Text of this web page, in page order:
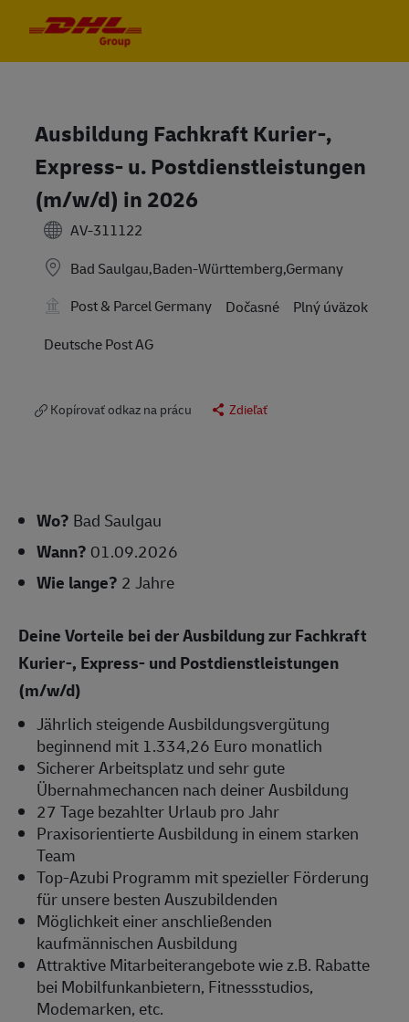
Ausbildung Fachkraft Kurier-,
Express- u. Postdienstleistungen
(m/w/d) in 2026
AV-311122
Bad Saulgau,Baden-Württemberg,Germany
Post & Parcel Germany
Dočasné
Plný úväzok
Deutsche Post AG
Kopírovať odkaz na prácu Zdieľať
Wo? Bad Saulgau
Wann? 01.09.2026
Wie lange? 2 Jahre
Deine Vorteile bei der Ausbildung zur Fachkraft
Kurier-, Express- und Postdienstleistungen
(m/w/d)
Jährlich steigende Ausbildungsvergütung
beginnend mit 1.334,26 Euro monatlich
Sicherer Arbeitsplatz und sehr gute
Übernahmechancen nach deiner Ausbildung
27 Tage bezahlter Urlaub pro Jahr
Praxisorientierte Ausbildung in einem starken
Team
Top-Azubi Programm mit spezieller Förderung
für unsere besten Auszubildenden
Möglichkeit einer anschließenden
kaufmännischen Ausbildung
Attraktive Mitarbeiterangebote wie z.B. Rabatte
bei Mobilfunkanbietern, Fitnessstudios,
Modemarken, etc.